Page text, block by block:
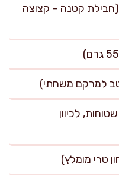
קצוצה – 15 גרם (חבילת קטנה – קצוצה
כפיות שטוחות, לכיוון